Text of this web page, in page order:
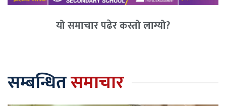
यो समाचार पढेर कस्तो लाग्यो?
सम्बन्धितसमाचार